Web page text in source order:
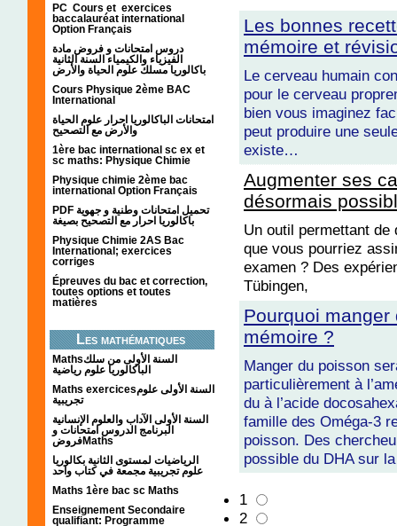
PC Cours et exercices
baccalauréat international
Option Français
دروس امتحانات و فروض مادة
الفيزياء والكيمياء السنة الثانية
باكالوريا مسلك علوم الحياة والأرض
Cours Physique 2ème BAC
International
امتحانات الباكالوريا احرار علوم الحياة
والأرض مع التصحيح
1ère bac international sc ex et
sc maths: Physique Chimie
Physique chimie 2ème bac
international Option Français
PDF تحميل امتحانات وطنية و جهوية
باكالوريا احرار مع التصحيح بصيغة
Physique Chimie 2AS Bac
International; exercices
corriges
Épreuves du bac et correction,
toutes options et toutes
matières
Les mathématiques
Mathsالسنة الأولى من سلك
الباكالوريا علوم رياضية
Maths exercicesالسنة الأولى علوم
تجريبية
السنة الأولى الآداب والعلوم الإنسانية
البرنامج الدروس امتحانات و
فروضMaths
الرياضيات لمستوى الثانية بكالوريا
علوم تجريبية مجمعة في كتاب واحد
Maths 1ère bac sc Maths
Enseignement Secondaire
qualifiant: Programme
Les bonnes
mémoire et
Le cerveau humain
pour le cerveau
bien vous imaginez
peut produire une
existe…
Augmenter ses
désormais
Un outil permettant
que vous pourriez
examen ? Des
Tübingen,
Pourquoi
mémoire ?
Manger du poisson
particulièrement à
du à l’acide
famille des Oméga-3
poisson. Des
possible du DHA sur
1
2